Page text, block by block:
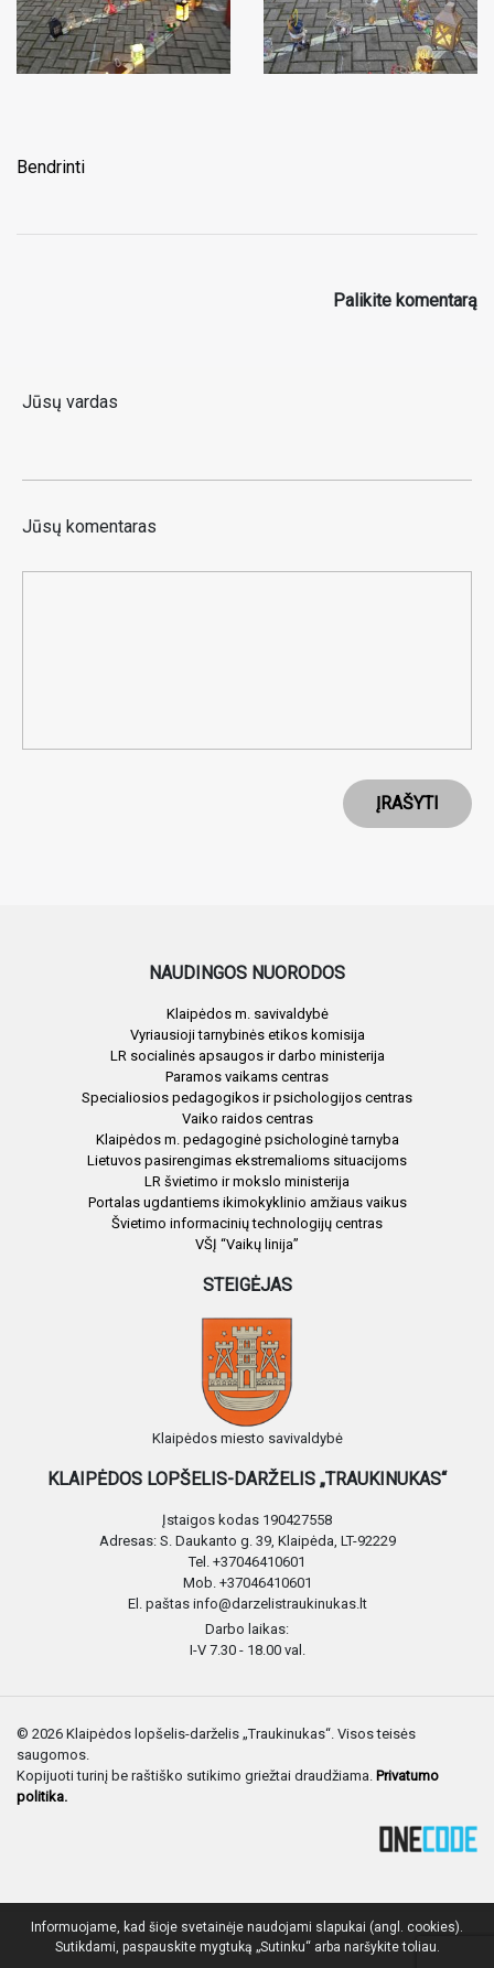
Bendrinti
Palikite komentarą
Jūsų vardas
Jūsų komentaras
ĮRAŠYTI
NAUDINGOS NUORODOS
Klaipėdos m. savivaldybė
Vyriausioji tarnybinės etikos komisija
LR socialinės apsaugos ir darbo ministerija
Paramos vaikams centras
Specialiosios pedagogikos ir psichologijos centras
Vaiko raidos centras
Klaipėdos m. pedagoginė psichologinė tarnyba
Lietuvos pasirengimas ekstremalioms situacijoms
LR švietimo ir mokslo ministerija
Portalas ugdantiems ikimokyklinio amžiaus vaikus
Švietimo informacinių technologijų centras
VŠĮ “Vaikų linija”
STEIGĖJAS
Klaipėdos miesto savivaldybė
KLAIPĖDOS LOPŠELIS-DARŽELIS „TRAUKINUKAS“
Įstaigos kodas 190427558
Adresas: S. Daukanto g. 39, Klaipėda, LT-92229
Tel. +37046410601
Mob. +37046410601
El. paštas info@darzelistraukinukas.lt
Darbo laikas:
I-V 7.30 - 18.00 val.
© 2026 Klaipėdos lopšelis-darželis „Traukinukas“. Visos teisės
saugomos.
Kopijuoti turinį be raštiško sutikimo griežtai draudžiama. Privatumo
politika.
Informuojame, kad šioje svetainėje naudojami slapukai (angl. cookies).
Sutikdami, paspauskite mygtuką „Sutinku“ arba naršykite toliau.